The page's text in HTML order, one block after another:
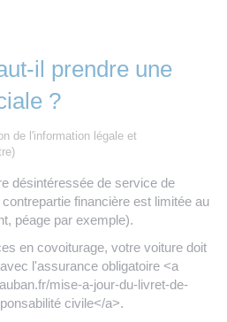
il prendre une
?
de l'information légale et
désintéressée de service de
financière est limitée au
péage par exemple).
en covoiturage, votre voiture doit
l'assurance obligatoire <a
mise-a-jour-du-livret-de-
civile</a>.